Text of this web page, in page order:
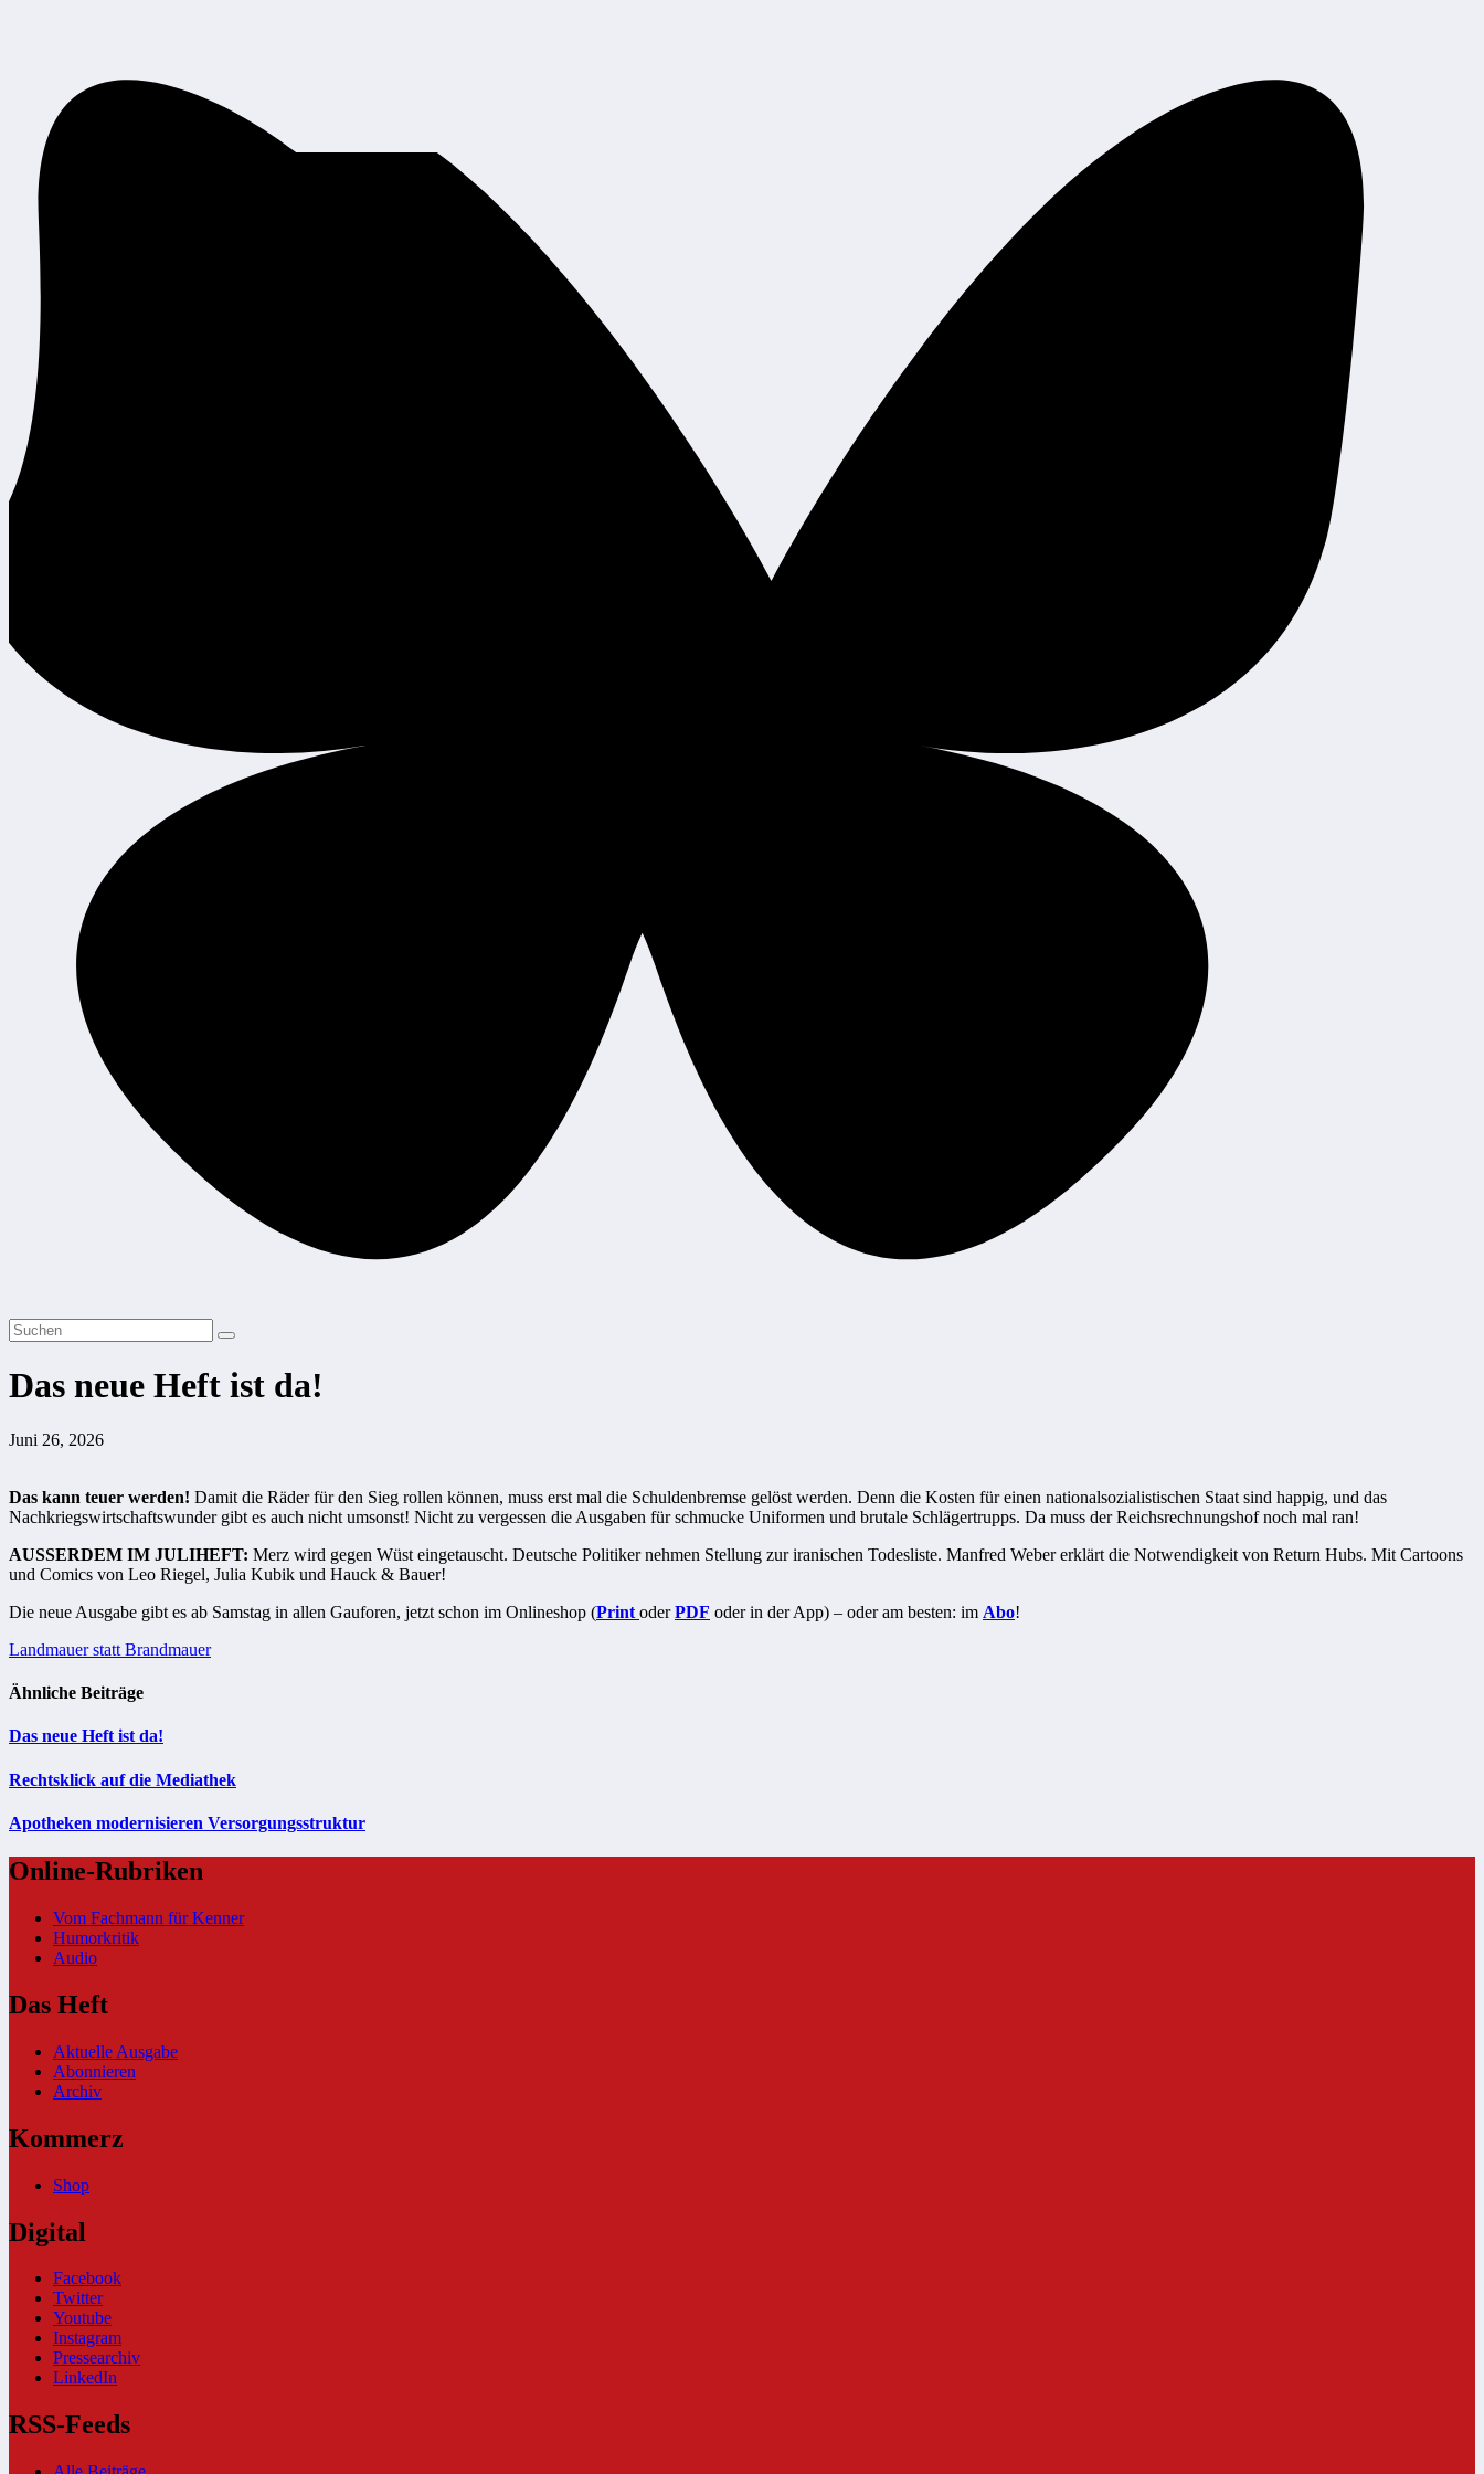
Das neue Heft ist da!
Juni 26, 2026
Das kann teuer werden! Damit die Räder für den Sieg rollen können, muss erst mal die Schuldenbremse gelöst werden. Denn die Kosten für einen nationalsozialistischen Staat sind happig, und das
Nachkriegswirtschaftswunder gibt es auch nicht umsonst! Nicht zu vergessen die Ausgaben für schmucke Uniformen und brutale Schlägertrupps. Da muss der Reichsrechnungshof noch mal ran!
AUSSERDEM IM JULIHEFT: Merz wird gegen Wüst eingetauscht. Deutsche Politiker nehmen Stellung zur iranischen Todesliste. Manfred Weber erklärt die Notwendigkeit von Return Hubs. Mit Cartoons
und Comics von Leo Riegel, Julia Kubik und Hauck & Bauer!
Die neue Ausgabe gibt es ab Samstag in allen Gauforen, jetzt schon im Onlineshop (Print oderPDF oder in der App) – oder am besten: im Abo!
Beitragsnavigation
Landmauer statt Brandmauer
Ähnliche Beiträge
Das neue Heft ist da!
Rechtsklick auf die Mediathek
Apotheken modernisieren Versorgungsstruktur
Online-Rubriken
Vom Fachmann für Kenner
Humorkritik
Audio
Das Heft
Aktuelle Ausgabe
Abonnieren
Archiv
Kommerz
Shop
Digital
Facebook
Twitter
Youtube
Instagram
Pressearchiv
LinkedIn
RSS-Feeds